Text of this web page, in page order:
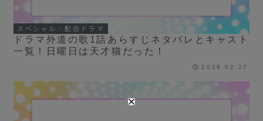
スペシャル・配信ドラマ
ドラマ外道の歌1話あらすじネタバレとキャスト
一覧！日曜日は天才猫だった！
2026.02.27